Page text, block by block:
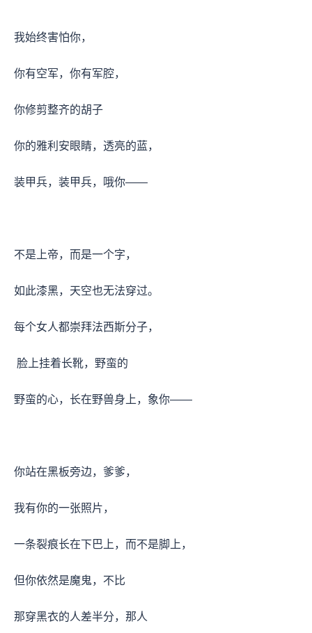
我始终害怕你，
你有空军，你有军腔，
你修剪整齐的胡子
你的雅利安眼睛，透亮的蓝，
装甲兵，装甲兵，哦你——
不是上帝，而是一个字，
如此漆黑，天空也无法穿过。
每个女人都崇拜法西斯分子，
脸上挂着长靴，野蛮的
野蛮的心，长在野兽身上，象你——
你站在黑板旁边，爹爹，
我有你的一张照片，
一条裂痕长在下巴上，而不是脚上，
但你依然是魔鬼，不比
那穿黑衣的人差半分，那人